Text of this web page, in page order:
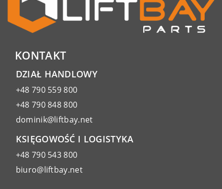
KONTAKT
DZIAŁ HANDLOWY
+48 790 559 800
+48 790 848 800
dominik@liftbay.net
KSIĘGOWOŚĆ I LOGISTYKA
+48 790 543 800
biuro@liftbay.net